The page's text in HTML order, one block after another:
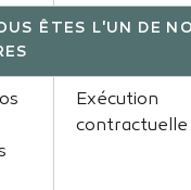
ÊTES L'UN DE
Exécution
contractuelle